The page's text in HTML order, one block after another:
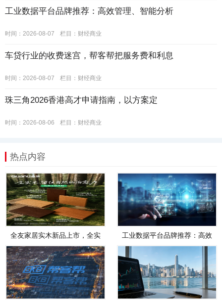
工业数据平台品牌推荐：高效管理、智能分析
时间：2026-08-07 栏目： 财经商业
车贷行业的收费迷宫，帮客帮把服务费和利息
时间：2026-08-07 栏目： 财经商业
珠三角2026香港高才申请指南，以方案定
时间：2026-08-06 栏目： 财经商业
热点内容
全友家居实木新品上市，全实
工业数据平台品牌推荐：高效